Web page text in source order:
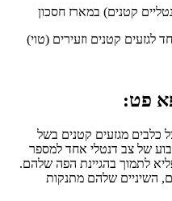
פט:
כלבים מגזעים קטנים בשל
של צב דנטלי אחד למספר
לתמוך בהגיינת הפה שלהם.
השיניים שלהם מתנקות